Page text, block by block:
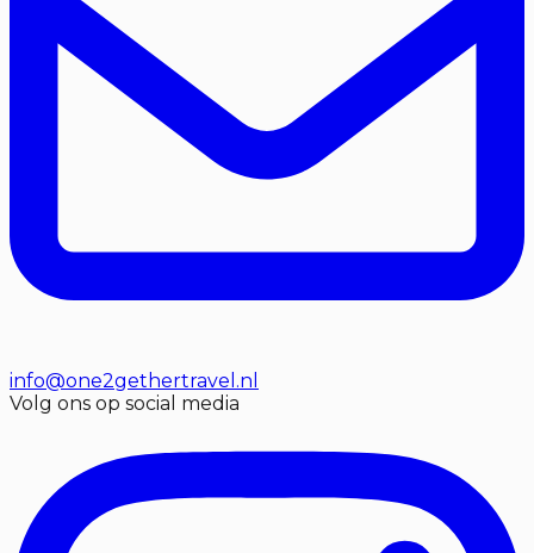
info@one2gethertravel.nl
Volg ons op social media